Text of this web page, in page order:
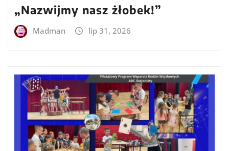
„Nazwijmy nasz żłobek!”
Madman lip 31, 2026